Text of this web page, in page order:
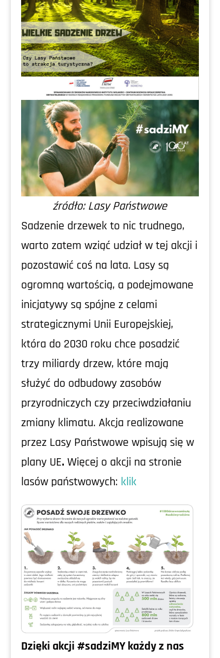
źródło: Lasy Państwowe
Sadzenie drzewek to nic trudnego,
warto zatem wziąć udział w tej akcji i
pozostawić coś na lata. Lasy są
ogromną wartością, a podejmowane
inicjatywy są spójne z celami
strategicznymi Unii Europejskiej,
która do 2030 roku chce posadzić
trzy miliardy drzew, które mają
służyć do odbudowy zasobów
przyrodniczych czy przeciwdziałaniu
zmiany klimatu. Akcja realizowane
przez Lasy Państwowe wpisują się w
plany UE. Więcej o akcji na stronie
lasów państwowych: klik
Dzięki akcji #sadziMY każdy z nas